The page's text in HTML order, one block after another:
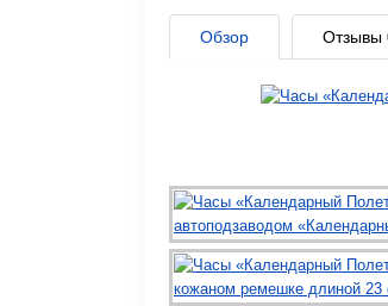
Обзор Отзывы